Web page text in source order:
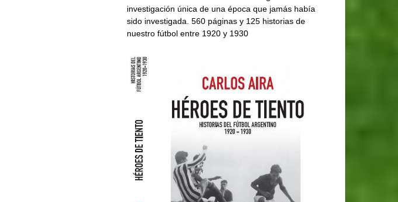
investigación única de una época que jamás había
sido investigada. 560 páginas y 125 historias de
nuestro fútbol entre 1920 y 1930